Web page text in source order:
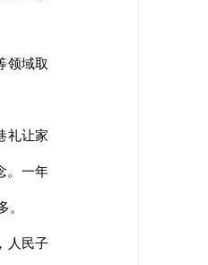
领域取
礼让家
。一年
。
人民子